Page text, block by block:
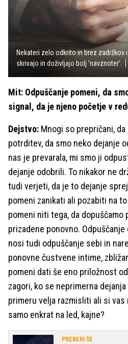
Nekateri zelo odkrito in brez zadržkov
skrivajo in doživljajo bolj ’navznoter’.
Mit: Odpuščanje pomeni, da
signal, da je njeno početje v
Dejstvo: Mnogi so prepričani,
potrditev, da smo neko dejanje
nas je prevarala, mi smo ji
dejanje odobrili. To nikakor ne
tudi verjeti, da je to dejanje
pomeni zanikati ali pozabiti na
pomeni niti tega, da dopuščamo
prizadene ponovno.
nosi tudi odpuščanje sebi in
ponovne čustvene intime,
pomeni dati še eno priložnost
zagori, ko se neprimerna
primeru velja razmisliti ali si
samo enkrat na led, kajne?
PREBERI ŠE